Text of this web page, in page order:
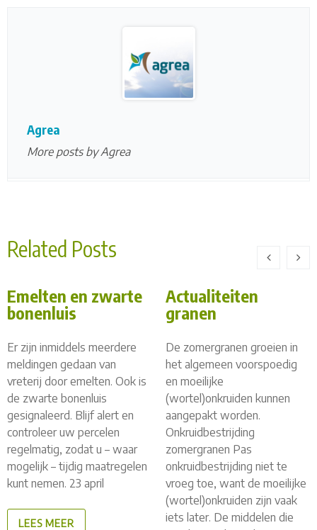
Agrea
More posts by Agrea
Related Posts
Emelten en zwarte
bonenluis
Er zijn inmiddels meerdere
meldingen gedaan van
vreterij door emelten. Ook is
de zwarte bonenluis
gesignaleerd. Blijf alert en
controleer uw percelen
regelmatig, zodat u – waar
mogelijk – tijdig maatregelen
kunt nemen. 23 april
LEES MEER
Actualiteiten
granen
De zomergranen groeien in
het algemeen voorspoedig
en moeilijke
(wortel)onkruiden kunnen
aangepakt worden.
Onkruidbestrijding
zomergranen Pas
onkruidbestrijding niet te
vroeg toe, want de moeilijke
(wortel)onkruiden zijn vaak
iets later. De middelen die